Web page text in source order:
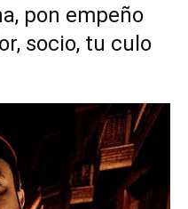
pon empeño
socio, tu culo